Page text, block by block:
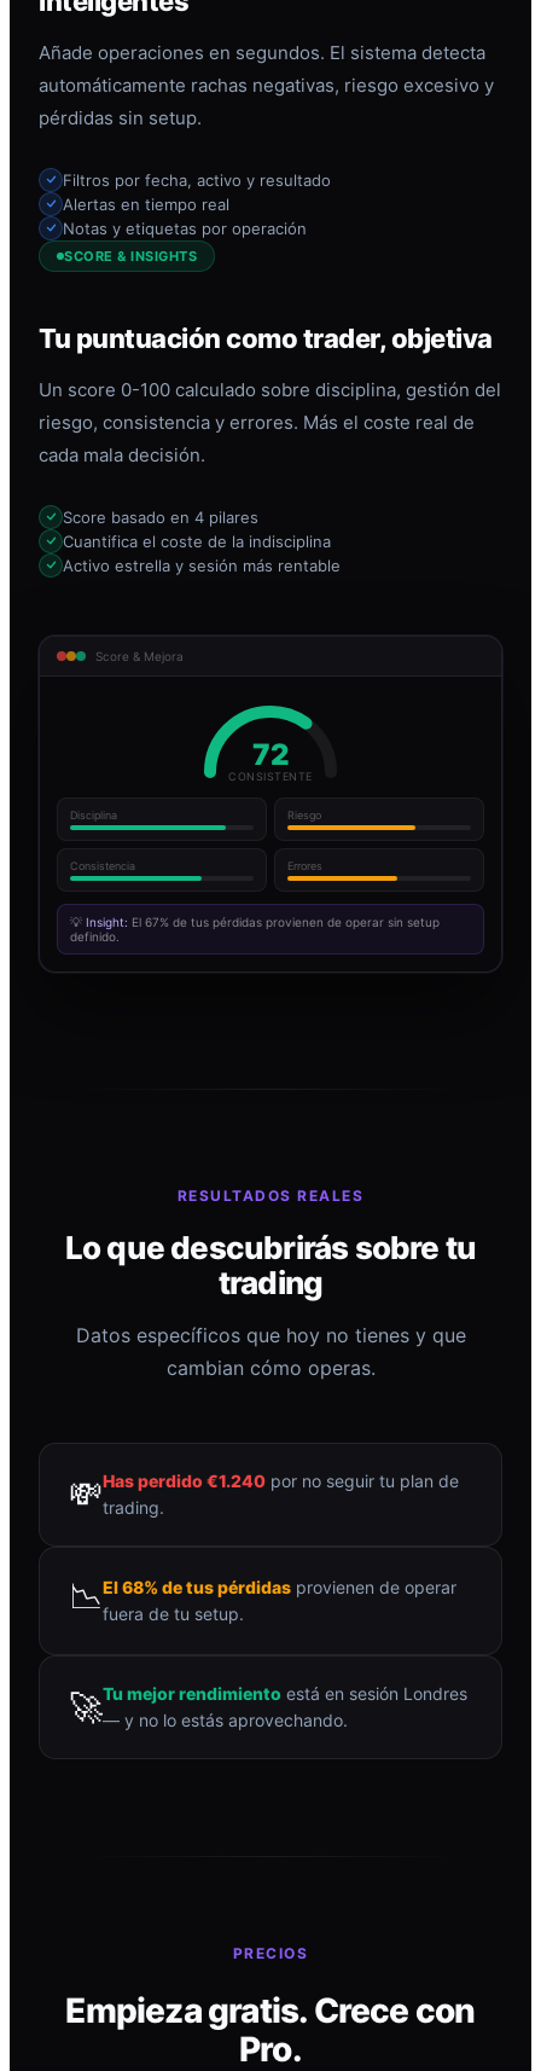
Añade operaciones en segundos. El sistema detecta
automáticamente rachas negativas, riesgo excesivo y
pérdidas sin setup.
Filtros por fecha, activo y resultado
Alertas en tiempo real
Notas y etiquetas por operación
SCORE & INSIGHTS
Tu puntuación como trader, objetiva
Un score 0-100 calculado sobre disciplina, gestión del
riesgo, consistencia y errores. Más el coste real de
cada mala decisión.
Score basado en 4 pilares
Cuantifica el coste de la indisciplina
Activo estrella y sesión más rentable
Score & Mejora
72
CONSISTENTE
Disciplina Riesgo
Consistencia Errores
💡 Insight: El 67% de tus pérdidas provienen de operar sin setup
definido.
RESULTADOS REALES
Lo que descubrirás sobre tu
trading
Datos específicos que hoy no tienes y que
cambian cómo operas.
💸Has perdido €1.240 por no seguir tu plan de
trading.
📉El 68% de tus pérdidas provienen de operar
fuera de tu setup.
🚀Tu mejor rendimiento está en sesión Londres
— y no lo estás aprovechando.
PRECIOS
Empieza gratis. Crece con
Pro.